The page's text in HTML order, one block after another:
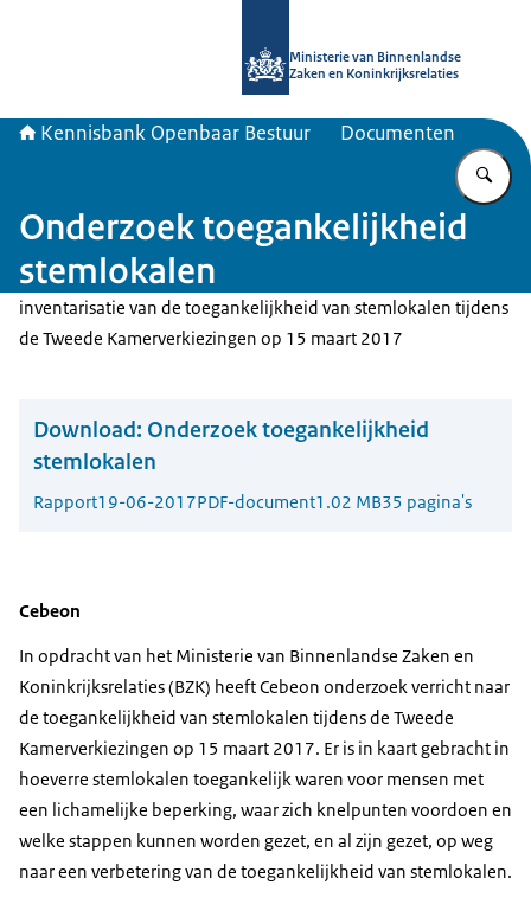
Ministerie van Binnenlandse
Zaken en Koninkrijksrelaties
Kennisbank Openbaar Bestuur Documenten
Onderzoek toegankelijkheid
stemlokalen
inventarisatie van de toegankelijkheid van stemlokalen tijdens
de Tweede Kamerverkiezingen op 15 maart 2017
Download: Onderzoek toegankelijkheid
stemlokalen
Rapport19-06-2017PDF-document1.02 MB35 pagina's
Cebeon
In opdracht van het Ministerie van Binnenlandse Zaken en
Koninkrijksrelaties (BZK) heeft Cebeon onderzoek verricht naar
de toegankelijkheid van stemlokalen tijdens de Tweede
Kamerverkiezingen op 15 maart 2017. Er is in kaart gebracht in
hoeverre stemlokalen toegankelijk waren voor mensen met
een lichamelijke beperking, waar zich knelpunten voordoen en
welke stappen kunnen worden gezet, en al zijn gezet, op weg
naar een verbetering van de toegankelijkheid van stemlokalen.